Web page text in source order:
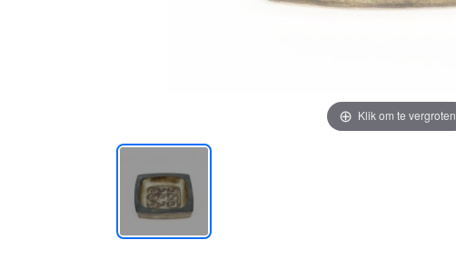
Klik om te vergroten